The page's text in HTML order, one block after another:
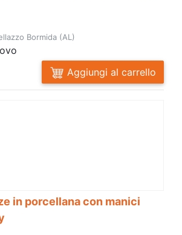
Bormida (AL)
Aggiungi al carrello
in porcellana con manici